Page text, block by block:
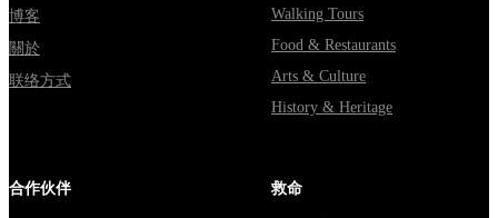
博客
關於
联络方式
Walking Tours
Food & Restaurants
Arts & Culture
History & Heritage
合作伙伴 救命